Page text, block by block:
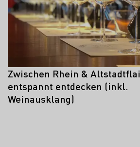
Zwischen Rhein &
entspannt entdecken (inkl.
Weinausklang)